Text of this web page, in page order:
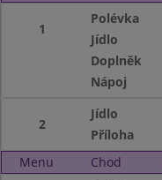
1
Polévka
Jídlo
Doplněk
Nápoj
2
Jídlo
Příloha
Menu
Chod